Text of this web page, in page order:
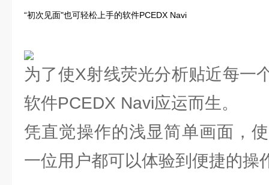
“初次见面"也可轻松上手的软件PCEDX Navi
为了使X射线荧光分析贴近每一
软件PCEDX Navi应运而生。
凭直觉操作的浅显简单画面，
一位用户都可以体验到便捷的操